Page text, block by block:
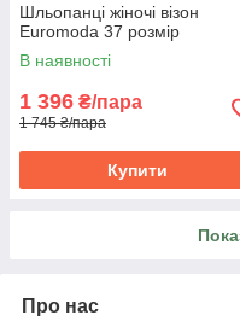
Шльопанці жіночі візон
Euromoda 37 розмір
В наявності
1 396 ₴/пара
1 745 ₴/пара
Купити
Про нас